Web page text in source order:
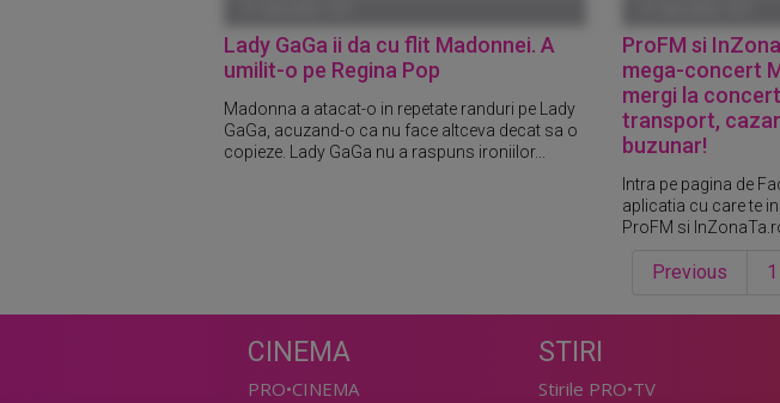
Lady GaGa ii da cu flit Madonnei. A
umilit-o pe Regina Pop
Madonna a atacat-o in repetate randuri pe Lady
GaGa, acuzand-o ca nu face altceva decat sa o
copieze. Lady GaGa nu a raspuns ironiilor...
ProFM si
mega-concert
mergi la
transport,
buzunar!
Intra pe pagina de
aplicatia cu care te
ProFM si
Previous 1
CINEMA
PRO•CINEMA
STIRI
Stirile PRO•TV